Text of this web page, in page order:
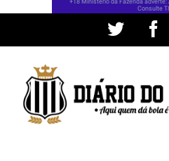
conteúdo
Twitter